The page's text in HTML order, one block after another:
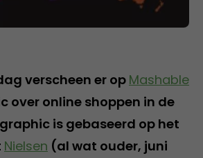
verscheen er op Mashable
over online shoppen in de
is gebaseerd op het
Nielsen (al wat ouder, juni